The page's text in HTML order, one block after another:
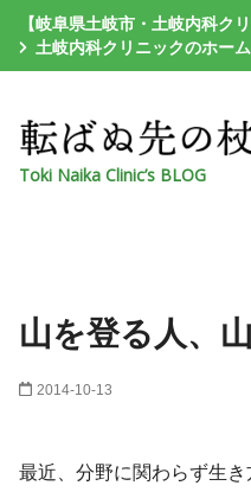
【岐阜県土岐市・土岐内科ク
土岐内科クリニックのホー
Toki Naika Clinic’s BLOG
山を登る人、
2014-10-13
最近、分野に関わらず生